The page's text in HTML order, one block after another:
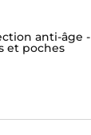
anti-âge -
et poches